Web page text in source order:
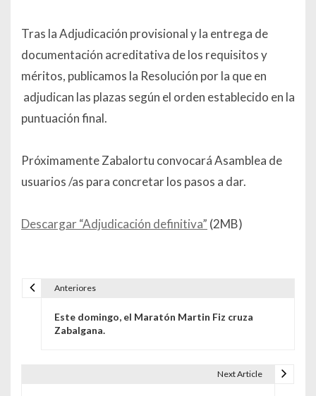
Tras la Adjudicación provisional y la entrega de
documentación acreditativa de los requisitos y
méritos, publicamos la Resolución por la que en
adjudican las plazas según el orden establecido en la
puntuación final.
Próximamente Zabalortu convocará Asamblea de
usuarios /as para concretar los pasos a dar.
Descargar “Adjudicación definitiva” (2MB)
Anteriores
Este domingo, el Maratón Martin Fiz cruza
Zabalgana.
Next Article